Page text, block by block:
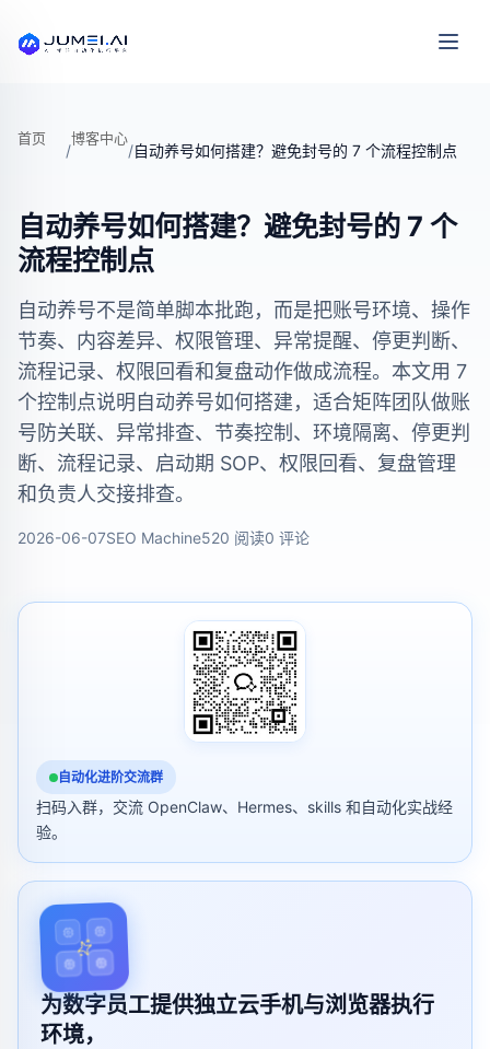
首页
/
博客中心
/自动养号如何搭建？避免封号的 7 个流程控制点
自动养号如何搭建？避免封号的 7 个
流程控制点
自动养号不是简单脚本批跑，而是把账号环境、操作
节奏、内容差异、权限管理、异常提醒、停更判断、
流程记录、权限回看和复盘动作做成流程。本文用 7
个控制点说明自动养号如何搭建，适合矩阵团队做账
号防关联、异常排查、节奏控制、环境隔离、停更判
断、流程记录、启动期 SOP、权限回看、复盘管理
和负责人交接排查。
2026-06-07SEO Machine520 阅读0 评论
自动化进阶交流群
扫码入群，交流 OpenClaw、Hermes、skills 和自动化实战经
验。
为数字员工提供独立云手机与浏览器执行
环境，